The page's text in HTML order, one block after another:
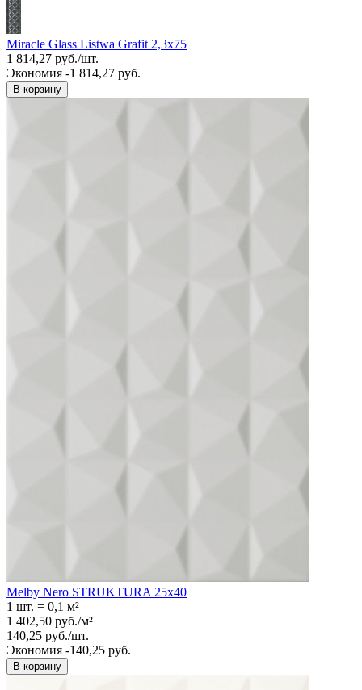
Miracle Glass Listwa Grafit 2,3x75
1 814,27 руб./шт.
Экономия -1 814,27 руб.
В корзину
Melby Nero STRUKTURA 25x40
1 шт. = 0,1 м²
1 402,50 руб./м²
140,25 руб./шт.
Экономия -140,25 руб.
В корзину